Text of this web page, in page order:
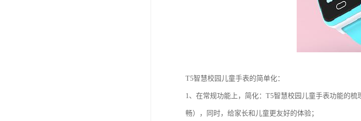
T5智慧校园儿童手表的简单化：
1、在常规功能上，简化：T5智慧校园儿童手表功能的
畅），同时，给家长和儿童更友好的体验；